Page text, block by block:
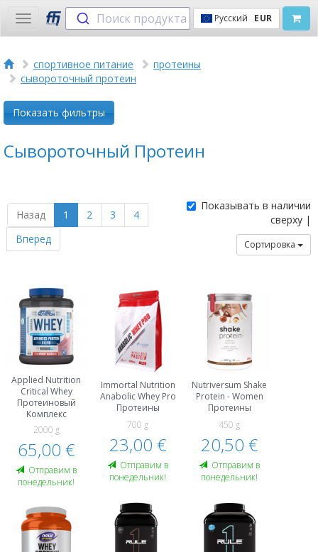
Toggle
navigation
Поиск продукта Русский EUR
спортивное питание
протеины
сывороточный протеин
Показать фильтры
Сывороточный Протеин
Назад 1 2 3
4
Вперед
Показывать в наличии
сверху |
Сортировка
Applied Nutrition
Critical Whey
Протеиновый
Kомплекс
2000 g
65,00 €
Oтправим в
понедельник!
Immortal Nutrition
Anabolic Whey Pro
Протеины
700 g
23,00 €
Oтправим в
понедельник!
Nutriversum Shake
Protein - Women
Протеины
450 g
20,50 €
Oтправим в
понедельник!